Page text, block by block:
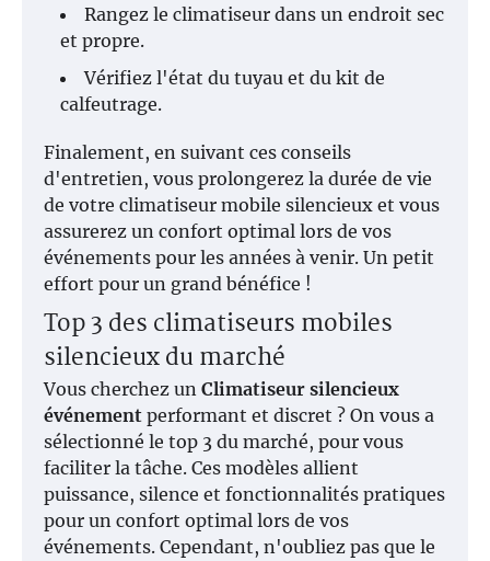
Rangez le climatiseur dans un endroit sec
et propre.
Vérifiez l'état du tuyau et du kit de
calfeutrage.
Finalement, en suivant ces conseils
d'entretien, vous prolongerez la durée de vie
de votre climatiseur mobile silencieux et vous
assurerez un confort optimal lors de vos
événements pour les années à venir. Un petit
effort pour un grand bénéfice !
Top 3 des climatiseurs mobiles
silencieux du marché
Vous cherchez un Climatiseur silencieux
événement performant et discret ? On vous a
sélectionné le top 3 du marché, pour vous
faciliter la tâche. Ces modèles allient
puissance, silence et fonctionnalités pratiques
pour un confort optimal lors de vos
événements. Cependant, n'oubliez pas que le